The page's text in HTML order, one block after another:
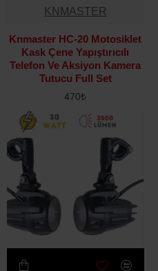
KNMASTER
Knmaster HC-20 Motosiklet
Kask Çene Yapıştırıcılı
Telefon Ve Aksiyon Kamera
Tutucu Full Set
470₺